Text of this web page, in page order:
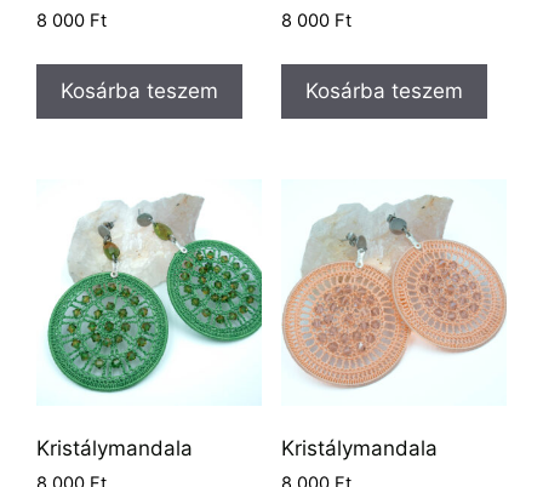
8 000 Ft
Kosárba teszem
8 000 Ft
Kosárba teszem
Kristálymandala Kristálymandala